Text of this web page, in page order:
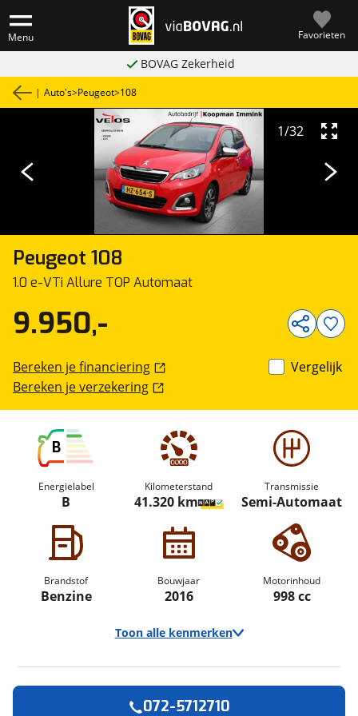
Menu Favorieten
BOVAG Zekerheid
| Auto's>Peugeot>108
Peugeot 108
1.0 e-VTi Allure TOP Automaat
1/32
B
Energielabel
B
Kilometerstand
41.320 km
Transmissie
Semi-Automaat
Brandstof
Benzine
Bouwjaar
2016
Motorinhoud
998 cc
Toon alle kenmerken
9.950,-
Bereken je financiering
Bereken je verzekering
Vergelijk
072-5712710